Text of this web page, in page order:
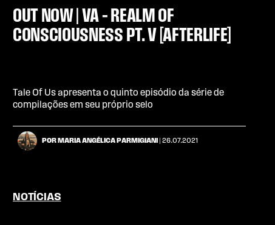
OUT NOW | VA – REALM OF
CONSCIOUSNESS PT. V [AFTERLIFE]
Tale Of Us apresenta o quinto episódio da série de
compilações em seu próprio selo
POR MARIA ANGÉLICA PARMIGIANI | 26.07.2021
NOTÍCIAS